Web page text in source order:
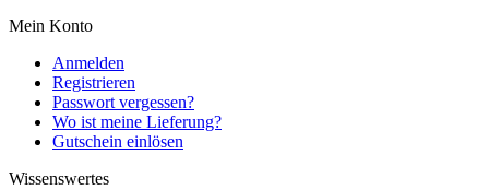
Mein Konto
Anmelden
Registrieren
Passwort vergessen?
Wo ist meine Lieferung?
Gutschein einlösen
Wissenswertes